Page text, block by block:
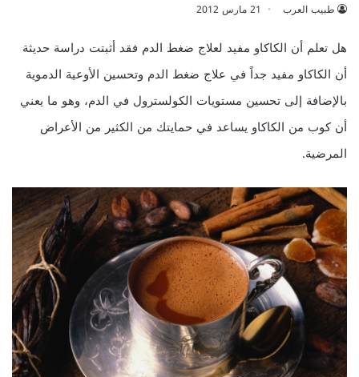
طبيب العرب 21 مارس 2012
هل تعلم أن الكاكاو مفيد لعلاج ضغط الدم فقد أثبتت دراسة حديثة
أن الكاكاو مفيد جداً في علاج ضغط الدم وتحسين الأوعية الدموية
بالإضافة إلى تحسين مستويات الكولسترول في الدم، وهو ما يعني
أن كوب من الكاكاو يساعد في حمايتك من الكثير من الأعراض
المرضية.